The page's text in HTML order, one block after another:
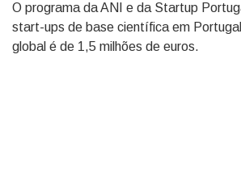
O programa da ANI e da Startup
start-ups de base científica em
global é de 1,5 milhões de euros.